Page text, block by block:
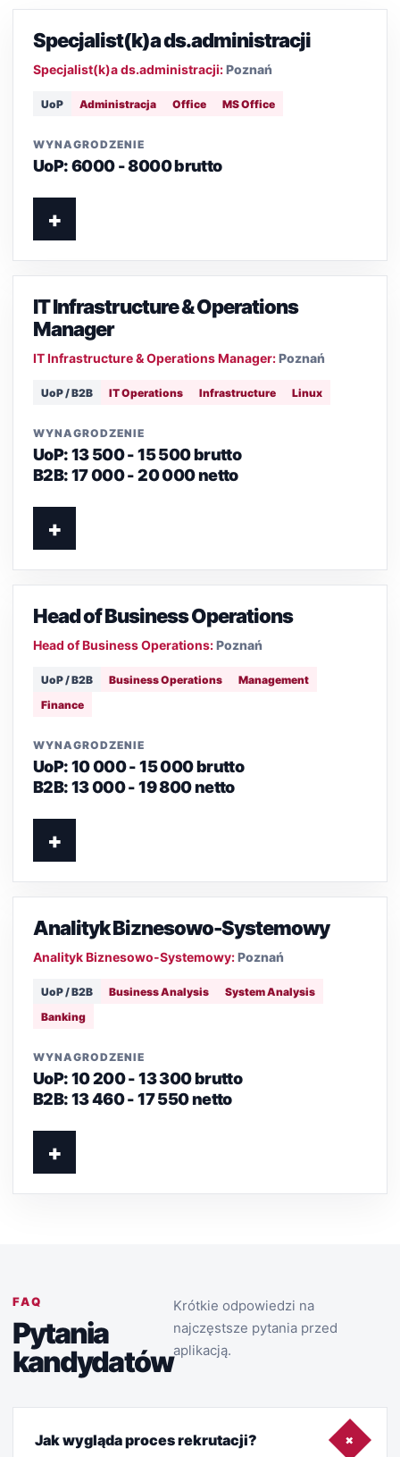
Specjalist(k)a ds.administracji
Specjalist(k)a ds.administracji:Poznań
UoP Administracja Office MS Office
WYNAGRODZENIE
UoP: 6000 - 8000 brutto
+
IT Infrastructure & Operations
Manager
IT Infrastructure & Operations Manager:Poznań
UoP / B2B IT Operations Infrastructure Linux
WYNAGRODZENIE
UoP: 13 500 - 15 500 brutto
B2B: 17 000 - 20 000 netto
+
Head of Business Operations
Head of Business Operations:Poznań
UoP / B2B Business Operations
Management
Finance
WYNAGRODZENIE
UoP: 10 000 - 15 000 brutto
B2B: 13 000 - 19 800 netto
+
Analityk Biznesowo-Systemowy
Analityk Biznesowo-Systemowy:Poznań
UoP / B2B Business Analysis
System Analysis
Banking
WYNAGRODZENIE
UoP: 10 200 - 13 300 brutto
B2B: 13 460 - 17 550 netto
+
FAQ
Pytania
kandydatów
Krótkie odpowiedzi na
najczęstsze pytania przed
aplikacją.
Jak wygląda proces rekrutacji? +